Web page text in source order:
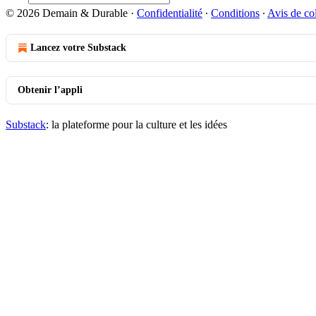
© 2026 Demain & Durable · Confidentialité ∙ Conditions ∙ Avis de
Lancez votre Substack
Obtenir l’appli
Substack: la plateforme pour la culture et les idées